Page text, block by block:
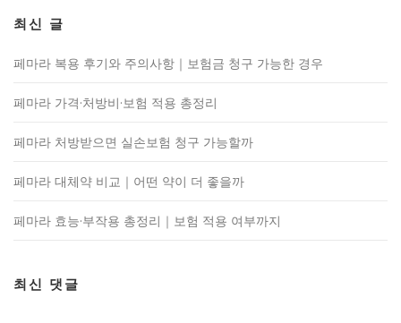
최신 글
페마라 복용 후기와 주의사항｜보험금 청구 가능한 경우
페마라 가격·처방비·보험 적용 총정리
페마라 처방받으면 실손보험 청구 가능할까
페마라 대체약 비교｜어떤 약이 더 좋을까
페마라 효능·부작용 총정리｜보험 적용 여부까지
최신 댓글